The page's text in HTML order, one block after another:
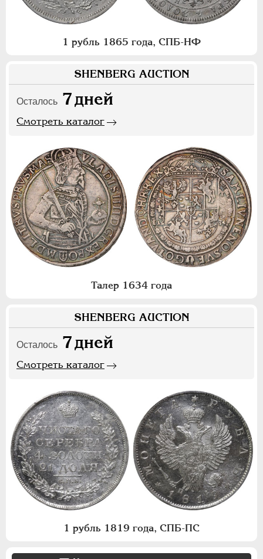
1 рубль 1865 года, СПБ-НФ
SHENBERG AUCTION
Осталось 7дней
Смотреть каталог
Талер 1634 года
SHENBERG AUCTION
Осталось 7дней
Смотреть каталог
1 рубль 1819 года, СПБ-ПС